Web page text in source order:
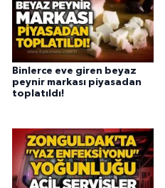
Binlerce eve giren beyaz
peynir markası piyasadan
toplatıldı!